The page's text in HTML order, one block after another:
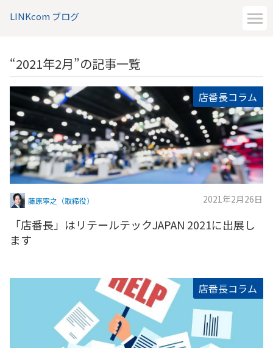
LINKcom ブログ
“2021年2月”の記事一覧
店番長コラム
藤原寧之（取締役） 2021年2月26日
「店番長」はリテールテックJAPAN 2021に出展し
ます
店番長コラム